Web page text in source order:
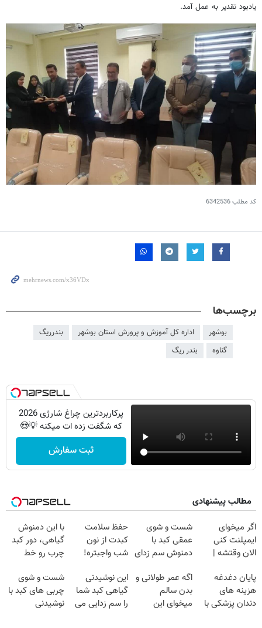
یادبود تقدیر به عمل آمد.
کد مطلب6342536
برچسب‌ها
بوشهر اداره کل آموزش و پرورش استان بوشهر
بندرریگ
گناوه
بندر ریگ
پرکاربردترین چراغ شارژی 2026
که شگفت زده ات میکنه 💡😍
ثبت سفارش
مطالب پیشنهادی
اگر میخوای
ایمپلنت کنی
الان وقتشه |
میلیون تومان!!!
شست و شوی
عمقی کبد با
دمنوش سم زدای
حفظ سلامت
کبدت از نون
شب واجبتره!
با این دمنوش
گیاهی، دور کبد
چرب رو خط
پایان دغدغه
هزینه های
دندان پزشکی با
اگه عمر طولانی و
بدن سالم
میخوای این
این نوشیدنی
گیاهی کبد شما
را سم زدایی می
شست و شوی
چربی های کبد با
نوشیدنی